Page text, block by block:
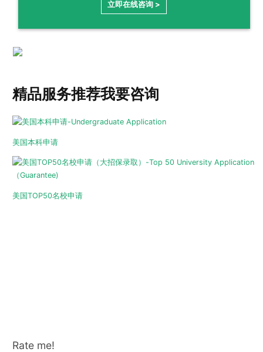
立即在线咨询 >
精品服务推荐我要咨询
美国本科申请
美国TOP50名校申请
Rate me!